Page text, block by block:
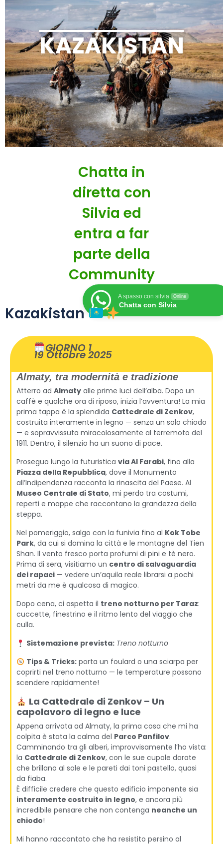
KAZAKISTAN
Chatta in
diretta con
Silvia ed
entra a far
parte della
Community
A spasso con silvia Online
Chatta con Silvia
Kazakistan
GIORNO 1
19 Ottobre 2025
Almaty, tra modernità e tradizione
Atterro ad Almaty alle prime luci dell’alba. Dopo un
caffè e qualche ora di riposo, inizia l’avventura! La mia
prima tappa è la splendida Cattedrale di Zenkov,
costruita interamente in legno — senza un solo chiodo
— e sopravvissuta miracolosamente al terremoto del
1911. Dentro, il silenzio ha un suono di pace.
Proseguo lungo la futuristica via Al Farabi, fino alla
Piazza della Repubblica, dove il Monumento
all’Indipendenza racconta la rinascita del Paese. Al
Museo Centrale di Stato, mi perdo tra costumi,
reperti e mappe che raccontano la grandezza della
steppa.
Nel pomeriggio, salgo con la funivia fino al Kok Tobe
Park, da cui si domina la città e le montagne del Tien
Shan. Il vento fresco porta profumi di pini e tè nero.
Prima di sera, visitiamo un centro di salvaguardia
dei rapaci — vedere un’aquila reale librarsi a pochi
metri da me è qualcosa di magico.
Dopo cena, ci aspetta il treno notturno per Taraz:
cuccette, finestrino e il ritmo lento del viaggio che
culla.
Sistemazione prevista: Treno notturno
Tips & Tricks:porta un foulard o una sciarpa per
coprirti nel treno notturno — le temperature possono
scendere rapidamente!
La Cattedrale di Zenkov – Un
capolavoro di legno e luce
Appena arrivata ad Almaty, la prima cosa che mi ha
colpita è stata la calma del Parco Panfilov.
Camminando tra gli alberi, improvvisamente l’ho vista:
la Cattedrale di Zenkov, con le sue cupole dorate
che brillano al sole e le pareti dai toni pastello, quasi
da fiaba.
È difficile credere che questo edificio imponente sia
interamente costruito in legno, e ancora più
incredibile pensare che non contenga neanche un
chiodo!
Mi hanno raccontato che ha resistito persino al